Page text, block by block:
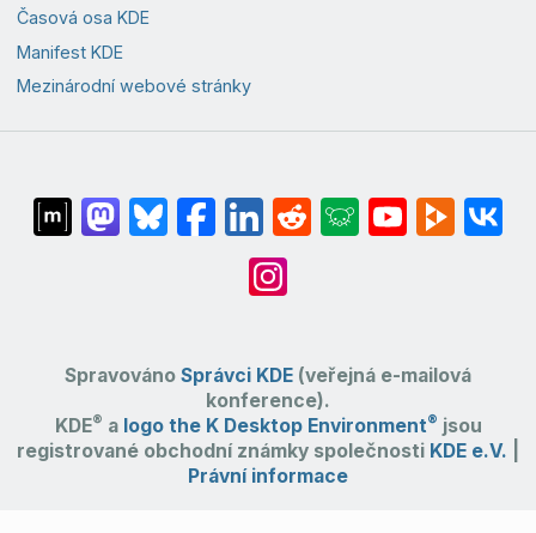
Časová osa KDE
Manifest KDE
Mezinárodní webové stránky
Spravováno Správci KDE (veřejná e-mailová
konference).
KDE® a logo the K Desktop Environment® jsou
registrované obchodní známky společnosti KDE e.V.
Právní informace